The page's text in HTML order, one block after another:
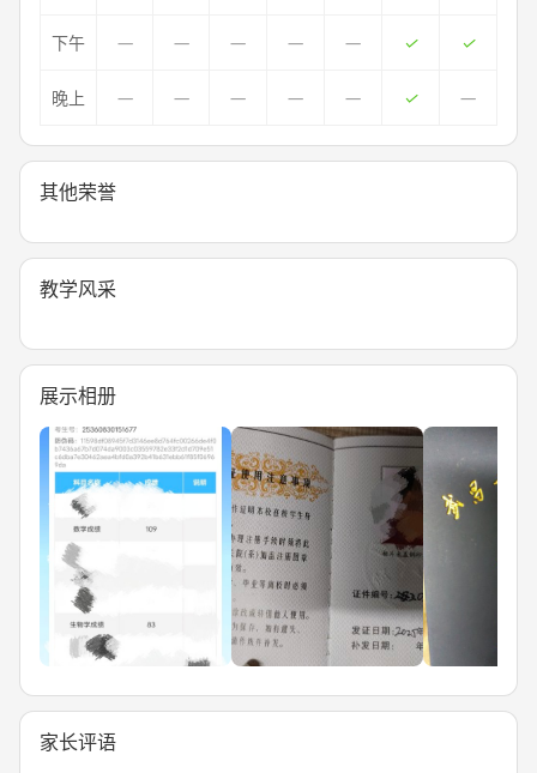
下午
晚上
其他荣誉
教学风采
展示相册
家长评语